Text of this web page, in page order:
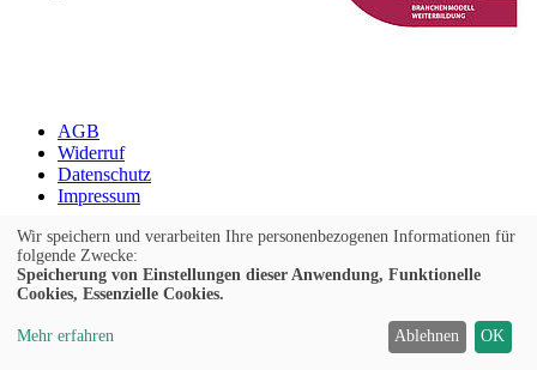
AGB
Widerruf
Datenschutz
Impressum
Cookie Einstellungen
Widerrufsformular
Ansicht
Wir speichern und verarbeiten Ihre personenbezogenen Informationen für
folgende Zwecke:
Speicherung von Einstellungen dieser Anwendung, Funktionelle
Cookies, Essenzielle Cookies.
Mehr erfahren Ablehnen OK